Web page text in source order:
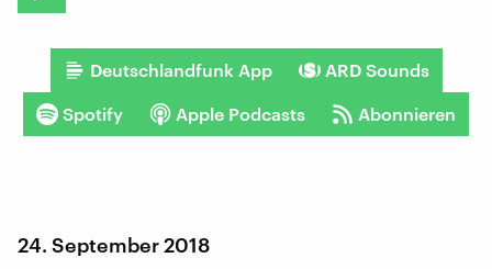
Deutschlandfunk App ARD Sounds
Spotify Apple Podcasts Abonnieren
24. September 2018